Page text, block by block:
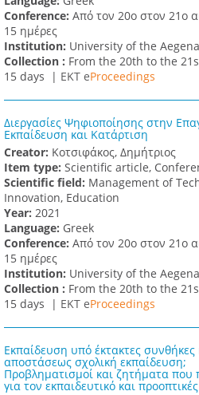
Conference: Από τον 20ο στον 21ο
15 ημέρες
Institution: University of the Aegena
Collection : From the 20th to the
15 days | ΕΚΤ eProceedings
Διεργασίες Ψηφιοποίησης στην
Εκπαίδευση και Κατάρτιση
Creator: Κοτσιφάκος, Δημήτριος
Item type: Scientific article,
Scientific field: Management of
Innovation, Education
Υear: 2021
Language: Greek
Conference: Από τον 20ο στον 21ο
15 ημέρες
Institution: University of the Aegena
Collection : From the 20th to the
15 days | ΕΚΤ eProceedings
Εκπαίδευση υπό έκτακτες συνθήκες
αποστάσεως σχολική εκπαίδευση;
Προβληματισμοί και ζητήματα που
για τον εκπαιδευτικό και